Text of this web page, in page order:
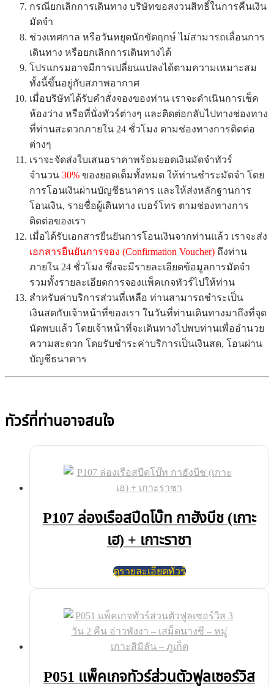
กรณียกเลิกการเดินทาง บริษัทขอสงวนสิทธิ์ในการคืนเงิน
มัดจำ
ช่วงเทศกาล หรือวันหยุดนักขัตฤกษ์ ไม่สามารถเลื่อนการ
เดินทาง หรือยกเลิกการเดินทางได้
โปรแกรมอาจมีการเปลี่ยนแปลงได้ตามความเหมาะสม
ทั้งนี้ขึ้นอยู่กับสภาพอากาศ
เมื่อบริษัทได้รับคำสั่งจองของท่าน เราจะดำเนินการเช็ค
ห้องว่าง หรือที่นั่งทัวร์ต่างๆ และติดต่อกลับไปทางช่องทาง
ที่ท่านสะดวกภายใน 24 ชั่วโมง ตามช่องทางการติดต่อ
ต่างๆ
เราจะจัดส่งใบเสนอราคาพร้อมยอดเงินมัดจำทัวร์
จำนวน 30% ของยอดเต็มทั้งหมด ให้ท่านชำระมัดจำ โดย
การโอนเงินผ่านบัญชีธนาคาร และให้ส่งหลักฐานการ
โอนเงิน, รายชื่อผู้เดินทาง เบอร์โทร ตามช่องทางการ
ติดต่อของเรา
เมื่อได้รับเอกสารยืนยันการโอนเงินจากท่านแล้ว เราจะส่ง
เอกสารยืนยันการจอง (Confirmation Voucher) ถึงท่าน
ภายใน 24 ชั่วโมง ซึ่งจะมีรายละเอียดข้อมูลการมัดจำ
รวมทั้งรายละเอียดการจองแพ็คเกจทัวร์ไปให้ท่าน
สำหรับค่าบริการส่วนที่เหลือ ท่านสามารถชำระเป็น
เงินสดกับเจ้าหน้าที่ของเรา ในวันที่ท่านเดินทางมาถึงที่จุด
นัดพบแล้ว โดยเจ้าหน้าที่จะเดินทางไปพบท่านเพื่ออำนวย
ความสะดวก โดยรับชำระค่าบริการเป็นเงินสด, โอนผ่าน
บัญชีธนาคาร
ทัวร์ที่ท่านอาจสนใจ
P107 ล่องเรือสปีดโบ๊ท กาฮังบีช (เกาะ
เฮ) + เกาะราชา
ดูรายละเอียดทัวร์
P051 แพ็คเกจทัวร์ส่วนตัวฟูลเซอร์วิส